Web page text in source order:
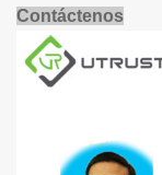
Contáctenos